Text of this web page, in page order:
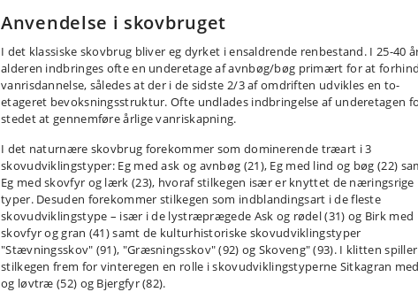
Anvendelse i skovbruget
I det klassiske skovbrug bliver eg dyrket i ensaldrende renbestand. I 25-40
alderen indbringes ofte en underetage af avnbøg/bøg primært for at
vanrisdannelse, således at der i de sidste 2/3 af omdriften udvikles en to-
etageret bevoksningsstruktur. Ofte undlades indbringelse af underetagen
stedet at gennemføre årlige vanriskapning.
I det naturnære skovbrug forekommer som dominerende træart i 3
skovudviklingstyper: Eg med ask og avnbøg (21), Eg med lind og bøg (22)
Eg med skovfyr og lærk (23), hvoraf stilkegen især er knyttet de næringsrige
typer. Desuden forekommer stilkegen som indblandingsart i de fleste
skovudviklingstype – især i de lystræprægede Ask og rødel (31) og Birk med
skovfyr og gran (41) samt de kulturhistoriske skovudviklingstyper
"Stævningsskov" (91), "Græsningsskov" (92) og Skov­eng" (93). I klitten spiller
stilkegen frem for vinteregen en rolle i skovudviklingstyperne Sitkagran
og løvtræ (52) og Bjergfyr (82).